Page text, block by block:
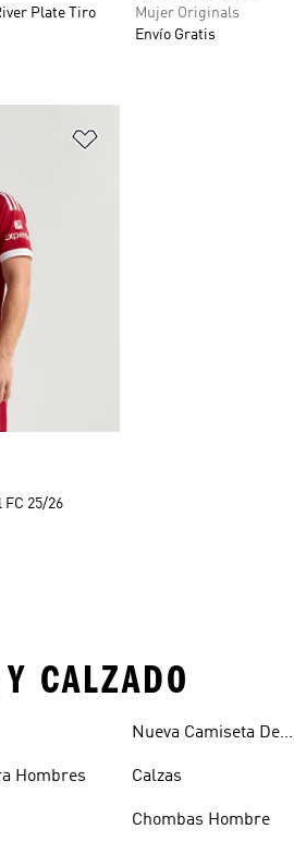
Plate Tiro
Mujer Originals
Envío Gratis
25/26
CALZADO
Hombres
Nueva Camiseta De
Calzas
Chombas Hombre